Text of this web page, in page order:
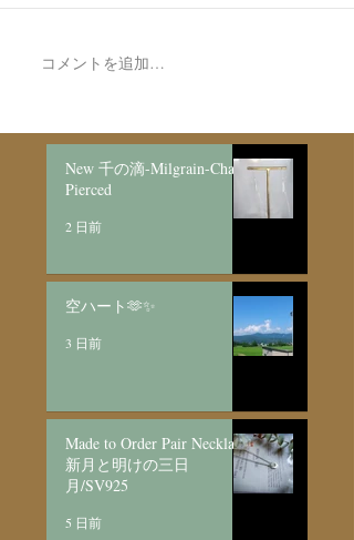
7月最後の日録
コメントを追加…
New 千の滴-Milgrain-Chain
Pierced
2 日前
空ハート🫶✨
3 日前
Made to Order Pair Necklace
新月と明けの三日
月/SV925
5 日前